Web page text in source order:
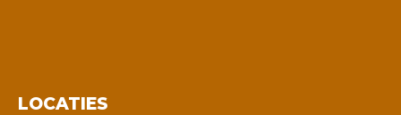
LOCATIES